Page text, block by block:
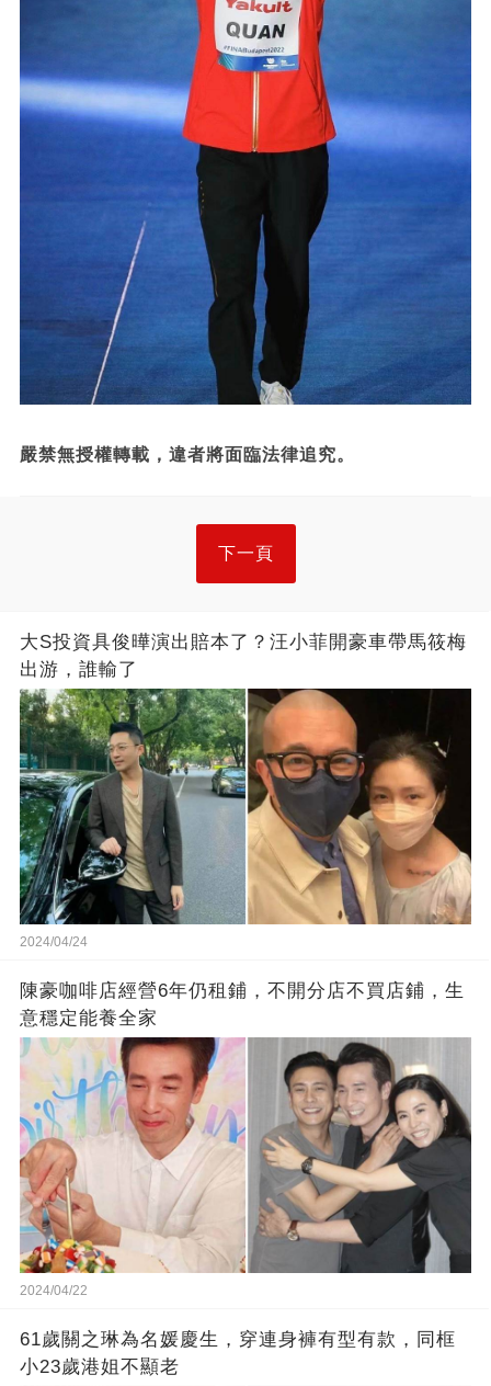
嚴禁無授權轉載，違者將面臨法律追究。
下一頁
大S投資具俊曄演出賠本了？汪小菲開豪車帶馬筱梅
出游，誰輸了
2024/04/24
陳豪咖啡店經營6年仍租鋪，不開分店不買店鋪，生
意穩定能養全家
2024/04/22
61歲關之琳為名媛慶生，穿連身褲有型有款，同框
小23歲港姐不顯老